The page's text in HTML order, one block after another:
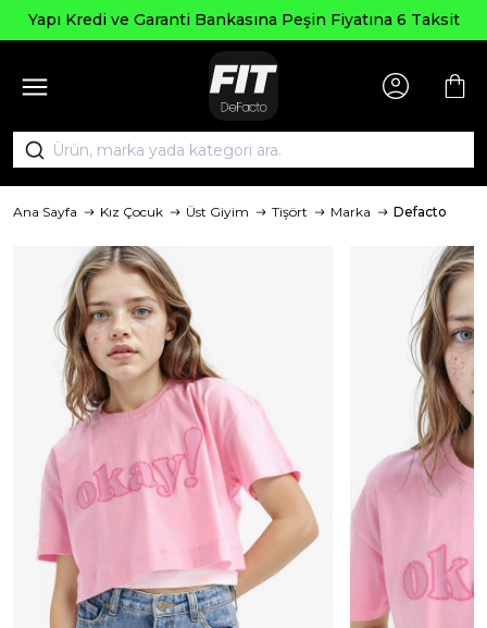
Yapı Kredi ve Garanti Bankasına Peşin Fiyatına 6 Taksit
Ana Sayfa Kız Çocuk Üst Giyim Tişört Marka Defacto